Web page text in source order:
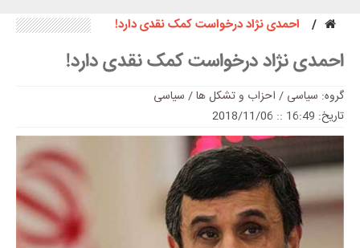
احمدی نژاد درخواست کمک نقدی دارد!
احمدی نژاد درخواست کمک نقدی دارد!
گروه: سیاسی / احزاب و تشکل ها/ سیاسی
تاریخ: 16:49 :: 2018/11/06